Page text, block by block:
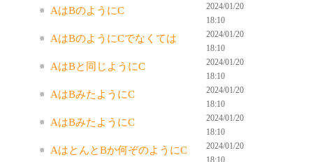
AはBのようにC
2024/01/20
18:10
AはBのようにCでなくては
2024/01/20
18:10
AはBと同じようにC
2024/01/20
18:10
AはBみたようにC
2024/01/20
18:10
AはBみたようにC
2024/01/20
18:10
AはとんとBか何ぞのようにC
2024/01/20
18:10